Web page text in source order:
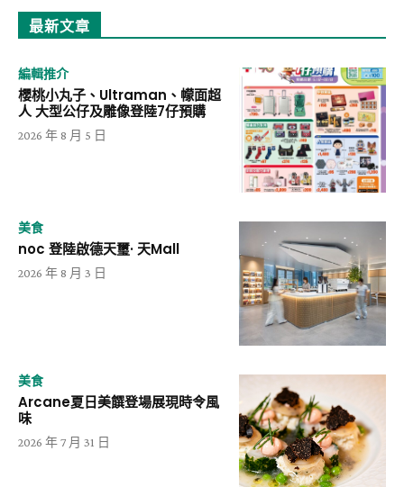
最新文章
編輯推介
櫻桃小丸子、Ultraman、幪面超
人 大型公仔及雕像登陸7仔預購
2026 年 8 月 5 日
美食
noc 登陸啟德天璽· 天Mall
2026 年 8 月 3 日
美食
Arcane夏日美饌登場展現時令風
味
2026 年 7 月 31 日